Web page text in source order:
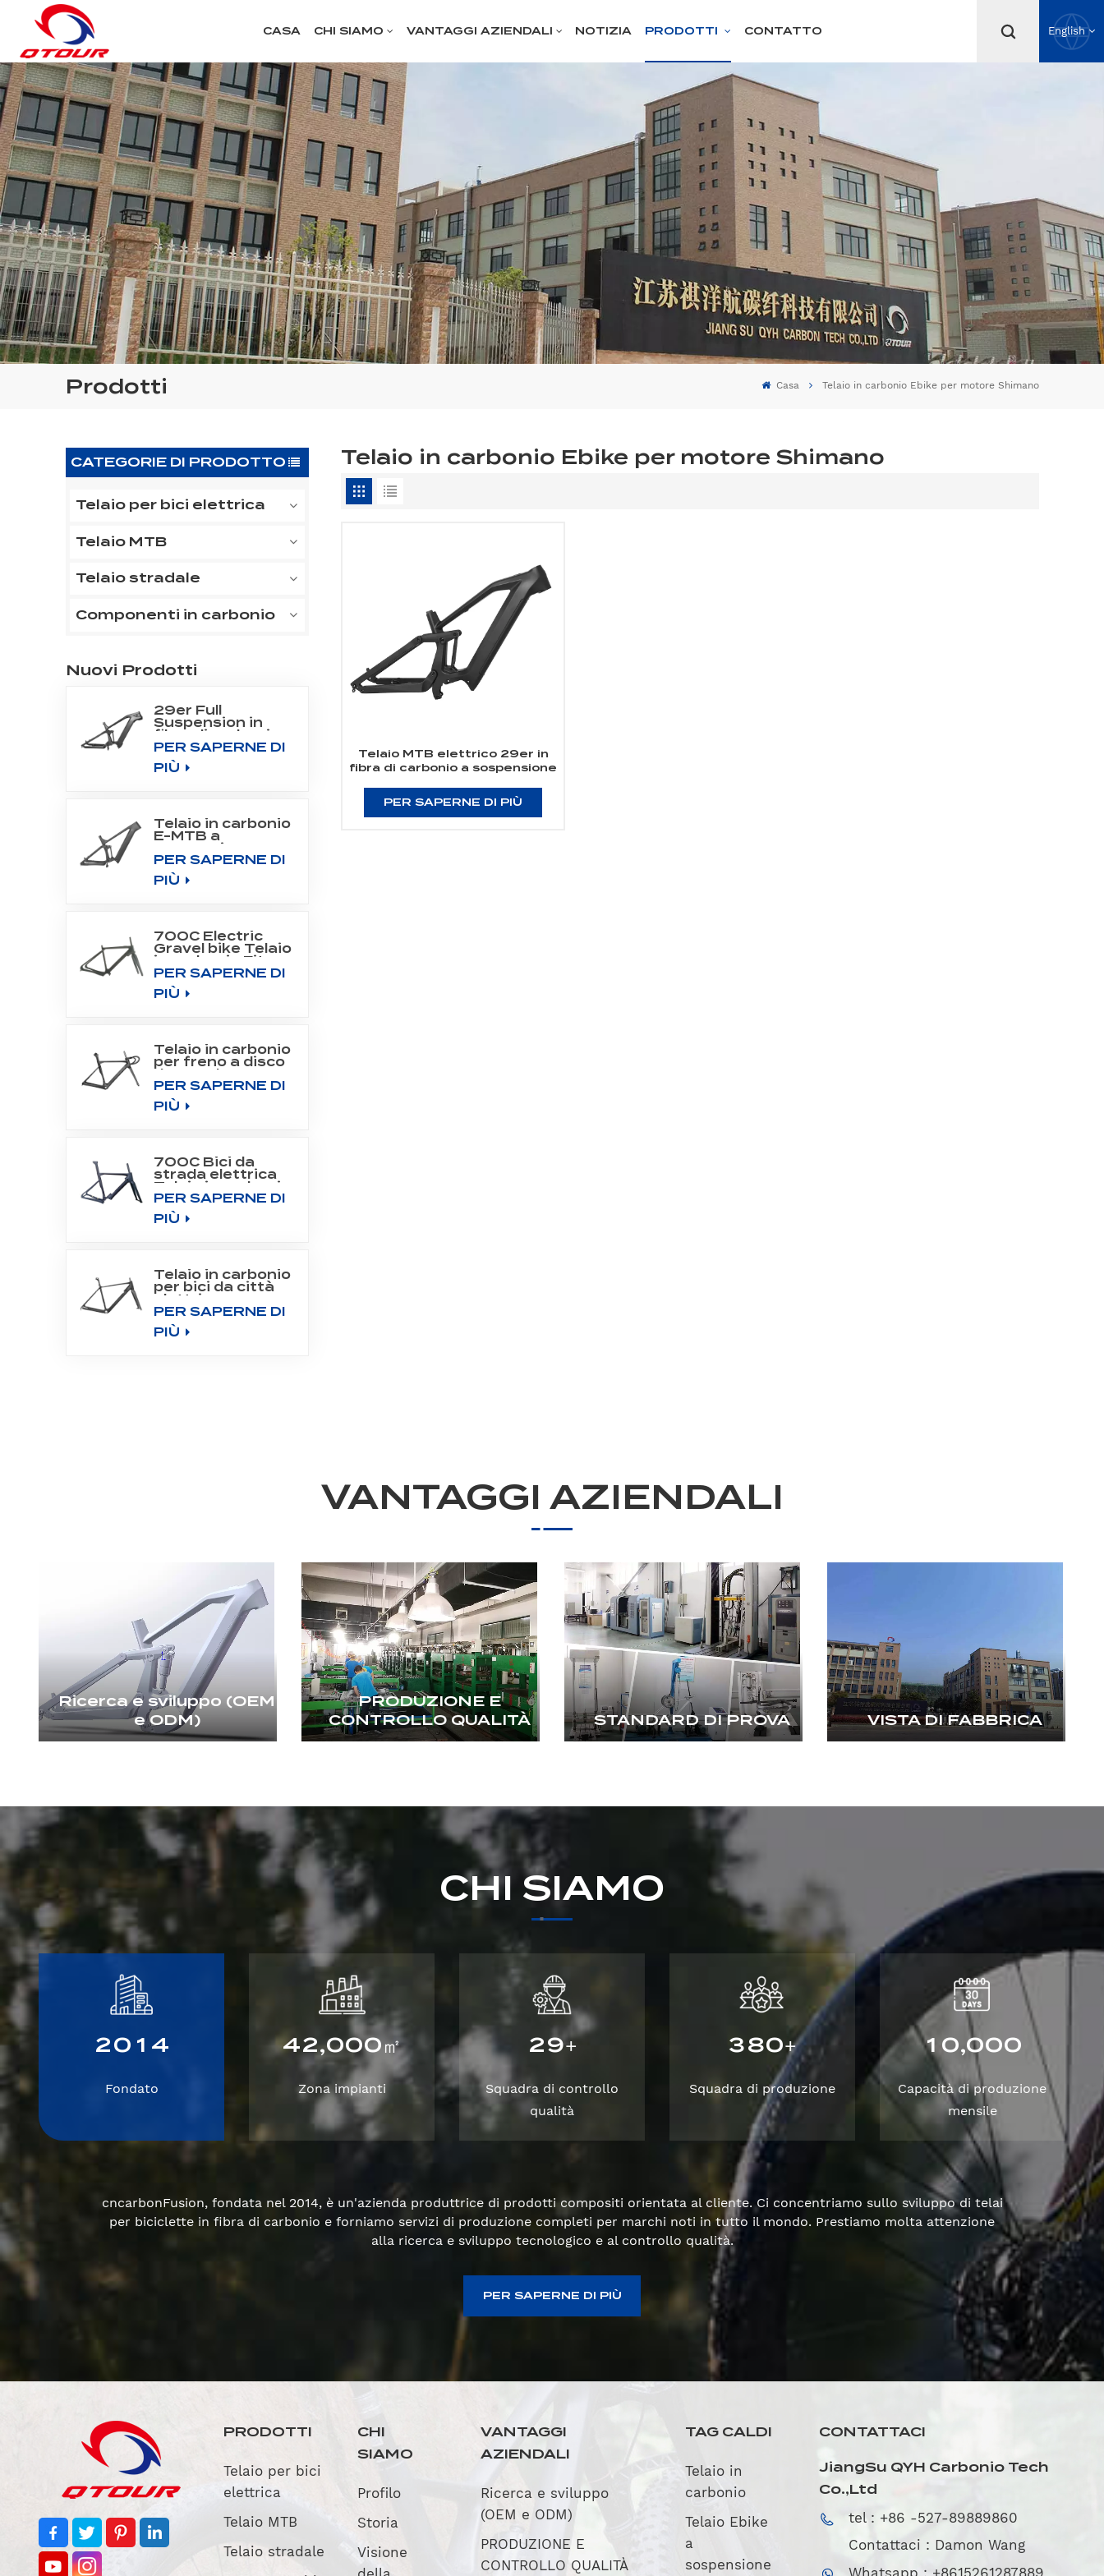
CASA CHI SIAMO VANTAGGI AZIENDALI NOTIZIA PRODOTTI CONTATTO English
Prodotti Casa Telaio in carbonio Ebike per motore Shimano
CATEGORIE DI PRODOTTO
Telaio per bici elettrica
Telaio MTB
Telaio stradale
Componenti in carbonio
Nuovi Prodotti
29er Full
Suspension in
fibra di carbonio
All Mountain
Frame Fit Bafang
Motor
PER SAPERNE DI
PIÙ
Telaio in carbonio
E-MTB a
sospensione
completa per
motore a
trasmissione
PER SAPERNE DI
PIÙ
700C Electric
Gravel bike Telaio
in carbonio Fit
Fazua Evation
Drive System
PER SAPERNE DI
PIÙ
Telaio in carbonio
per freno a disco
da strada 700C
Aero Road
PER SAPERNE DI
PIÙ
700C Bici da
strada elettrica
Telaio in carbonio
Fit Bafang Motor
M800
PER SAPERNE DI
PIÙ
Telaio in carbonio
per bici da città
elettrica con
motore
posteriore 700C
PER SAPERNE DI
PIÙ
Telaio in carbonio Ebike per motore Shimano
Telaio MTB elettrico 29er in
fibra di carbonio a sospensione
M510/M600
PER SAPERNE DI PIÙ
VANTAGGI AZIENDALI
Ricerca e sviluppo (OEM
e ODM)
PRODUZIONE E
CONTROLLO QUALITÀ
STANDARD DI PROVA VISTA DI FABBRICA
CHI SIAMO
20 1 4
Fondato
42,000㎡
Zona impianti
29+
Squadra di controllo
qualità
380+
Squadra di produzione
1 0,000
Capacità di produzione
mensile
cncarbonFusion, fondata nel 2014, è un'azienda produttrice di prodotti compositi orientata al cliente. Ci concentriamo sullo sviluppo di telai
per biciclette in fibra di carbonio e forniamo servizi di produzione completi per marchi noti in tutto il mondo. Prestiamo molta attenzione
alla ricerca e sviluppo tecnologico e al controllo qualità.
PER SAPERNE DI PIÙ
PRODOTTI
Telaio per bici
elettrica
Telaio MTB
Telaio stradale
CHI
SIAMO
Profilo
Storia
Visione
VANTAGGI
AZIENDALI
Ricerca e sviluppo
(OEM e ODM)
PRODUZIONE E
CONTROLLO QUALITÀ
TAG CALDI
Telaio in
carbonio
Telaio Ebike
a
sospensione
CONTATTACI
JiangSu QYH Carbonio Tech
Co.,Ltd
tel : +86 -527-89889860
Contattaci : Damon Wang